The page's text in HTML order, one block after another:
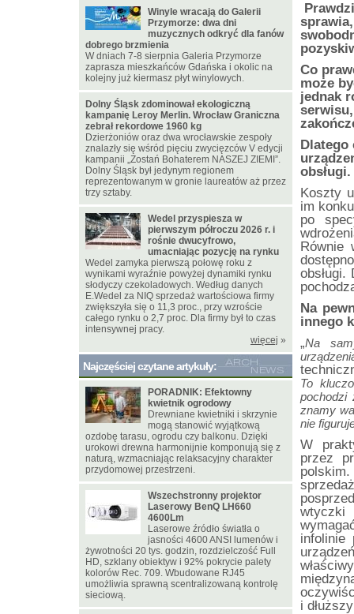
Co
może
jednak
Dlatego
obsługi.
Koszty
im
po
Równie
Na
innego
„Na
To
pochodzi
znamy
nie
W
przez
wtyczki
infolinie
i
Winyle wracają do Galerii
Przymorze: dwa dni
muzycznych odkryć dla fanów
dobrego brzmienia
W dniach 7-8 sierpnia Galeria Przymorze
zaprasza mieszkańców Gdańska i okolic na
kolejny już kiermasz płyt winylowych.
Dolny Śląsk zdominował ekologiczną
kampanię Leroy Merlin. Wrocław Graniczna
zebrał rekordowe 1960 kg
Dzierżoniów oraz dwa wrocławskie zespoły
znalazły się wśród pięciu zwycięzców V edycji
kampanii „Zostań Bohaterem NASZEJ ZIEMI”.
Dolny Śląsk był jedynym regionem
reprezentowanym w gronie laureatów aż przez
trzy sztaby.
Wedel przyspiesza w
pierwszym półroczu 2026 r. i
rośnie dwucyfrowo,
umacniając pozycję na rynku
Wedel zamyka pierwszą połowę roku z
wynikami wyraźnie powyżej dynamiki rynku
słodyczy czekoladowych. Według danych
E.Wedel za NIQ sprzedaż wartościowa firmy
zwiększyła się o 11,3 proc., przy wzroście
całego rynku o 2,7 proc. Dla firmy był to czas
intensywnej pracy.
więcej »
Najczęściej czytane artykuły:
PORADNIK: Efektowny
kwietnik ogrodowy
Drewniane kwietniki i skrzynie
mogą stanowić wyjątkową
ozdobę tarasu, ogrodu czy balkonu. Dzięki
urokowi drewna harmonijnie komponują się z
naturą, wzmacniając relaksacyjny charakter
przydomowej przestrzeni.
Wszechstronny projektor
Laserowy BenQ LH660
4600Lm
Laserowe źródło światła o
jasności 4600 ANSI lumenów i
żywotności 20 tys. godzin, rozdzielczość Full
HD, szklany obiektyw i 92% pokrycie palety
kolorów Rec. 709. Wbudowane RJ45
umożliwia sprawną scentralizowaną kontrolę
sieciową.